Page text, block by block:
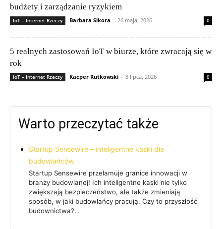
budżety i zarządzanie ryzykiem
IoT – Internet Rzeczy Barbara Sikora - 26 maja, 2026 0
5 realnych zastosowań IoT w biurze, które zwracają się w
rok
IoT – Internet Rzeczy Kacper Rutkowski - 8 lipca, 2026 0
Warto przeczytać także
Startup Sensewire – inteligentne kaski dla
budowlańców
Startup Sensewire przełamuje granice innowacji w
branży budowlanej! Ich inteligentne kaski nie tylko
zwiększają bezpieczeństwo, ale także zmieniają
sposób, w jaki budowlańcy pracują. Czy to przyszłość
budownictwa?…